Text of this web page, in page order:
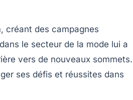
créant des campagnes
le secteur de la mode lui a
vers de nouveaux sommets.
ses défis et réussites dans